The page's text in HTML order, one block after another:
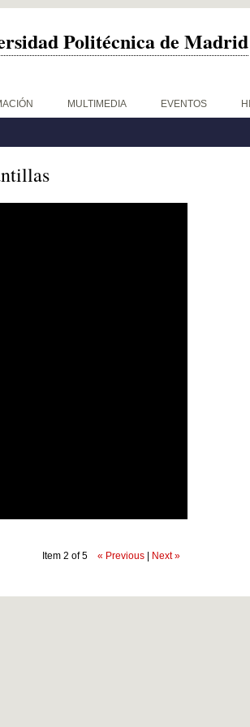
Politécnica de Madrid
MULTIMEDIA EVENTOS
Item 2 of 5 « Previous Next »